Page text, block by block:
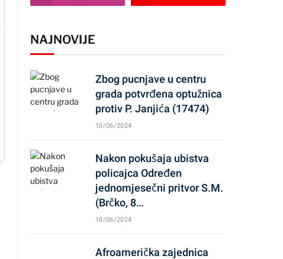
NAJNOVIJE
Zbog pucnjave u centru
grada potvrđena optužnica
protiv P. Janjića (17474)
10/06/2024
Nakon pokušaja ubistva
policajca Određen
jednomjesečni pritvor S.M.
(Brčko, 8…
10/06/2024
Afroamerička zajednica